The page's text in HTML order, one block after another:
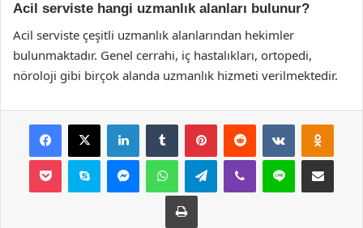
Acil serviste hangi uzmanlık alanları bulunur?
Acil serviste çeşitli uzmanlık alanlarından hekimler
bulunmaktadır. Genel cerrahi, iç hastalıkları, ortopedi,
nöroloji gibi birçok alanda uzmanlık hizmeti verilmektedir.
Facebook
X LinkedInTumblr PinterestReddit VKontakte
Pocket Skype MessengerWhatsAppTelegramViber Line E-Posta ile
Yazdır